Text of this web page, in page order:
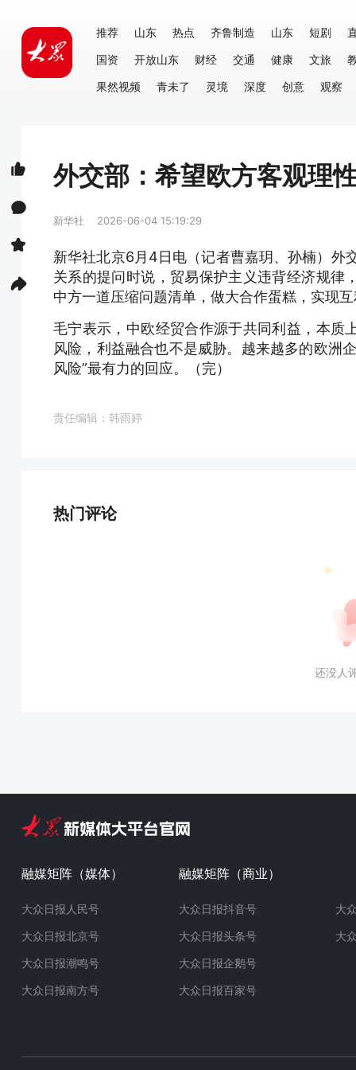
推荐 山东 热点 齐鲁制造 山东 短剧
国资
开放山东 财经 交通 健康 文旅
果然视频
青未了 灵境 深度 创意 观察
外交部：希望欧方客观理
新华社 2026-06-04 15:19:29
新华社北京6月4日电（记者曹嘉玥、孙楠）外
关系的提问时说，贸易保护主义违背经济规律
中方一道压缩问题清单，做大合作蛋糕，实现
毛宁表示，中欧经贸合作源于共同利益，本质
风险，利益融合也不是威胁。越来越多的欧洲
风险”最有力的回应。（完）
责任编辑：韩雨婷
热门评论
还没人
融媒矩阵（媒体）
大众日报人民号
大众日报北京号
大众日报潮鸣号
大众日报南方号
融媒矩阵（商业）
大众日报抖音号
大众日报头条号
大众日报企鹅号
大众日报百家号
大
大